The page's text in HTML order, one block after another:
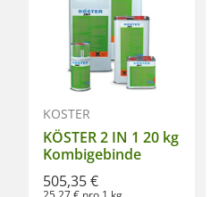
KÖSTER
KÖSTER 2 IN 1 20 kg
Kombigebinde
505,35 €